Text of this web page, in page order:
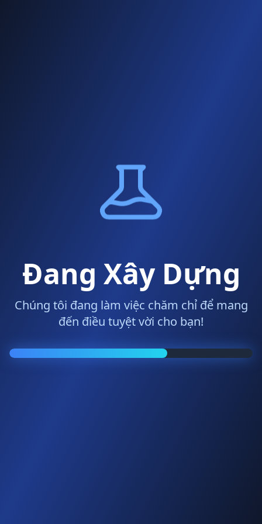
Đang Xây Dựng
Chúng tôi đang làm việc chăm chỉ để mang
đến điều tuyệt vời cho bạn!